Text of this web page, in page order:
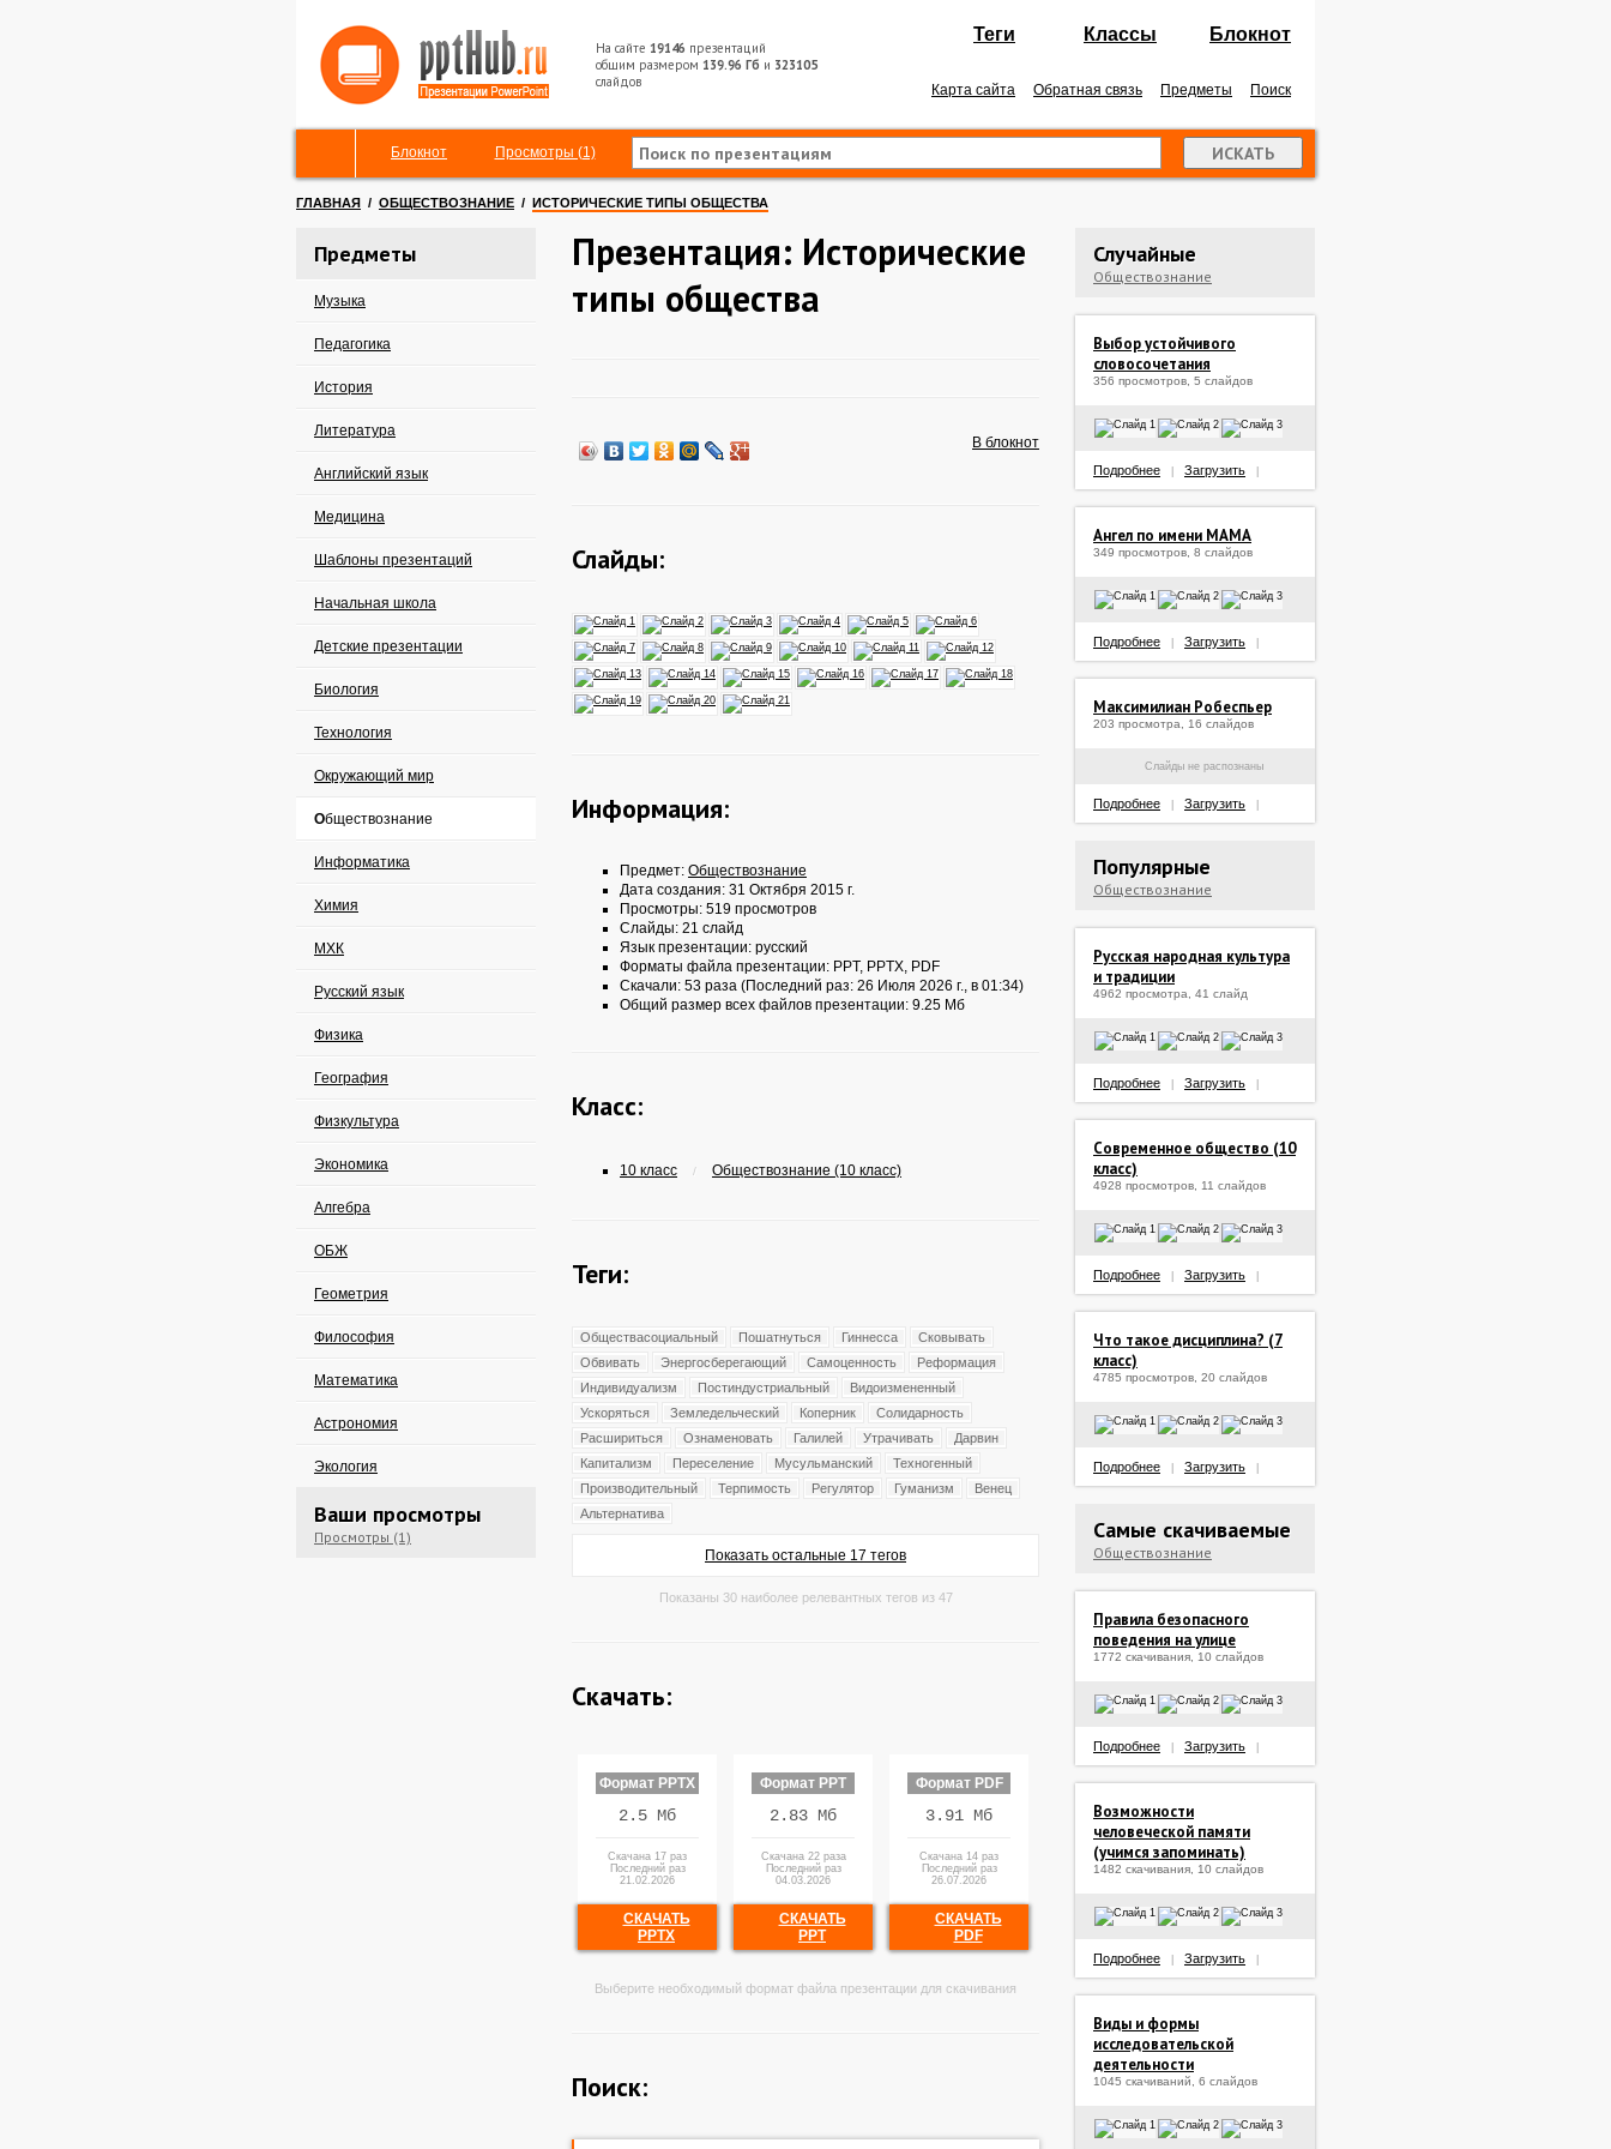
На сайте 19146 презентаций
общим размером 139.96 Гб и 323105
слайдов
Теги Классы Блокнот
Карта сайта Обратная связь Предметы Поиск
Блокнот Просмотры (1)
ГЛАВНАЯ / ОБЩЕСТВОЗНАНИЕ / ИСТОРИЧЕСКИЕ ТИПЫ ОБЩЕСТВА
Предметы
Музыка
Педагогика
История
Литература
Английский язык
Медицина
Шаблоны презентаций
Начальная школа
Детские презентации
Биология
Технология
Окружающий мир
Обществознание
Информатика
Химия
МХК
Русский язык
Физика
География
Физкультура
Экономика
Алгебра
ОБЖ
Геометрия
Философия
Математика
Астрономия
Экология
Ваши просмотры
Просмотры (1)
Презентация: Исторические
типы общества
В блокнот
Слайды:
Информация:
Предмет: Обществознание
Дата создания: 31 Октября 2015 г.
Просмотры: 519 просмотров
Слайды: 21 слайд
Язык презентации: русский
Форматы файла презентации: PPT, PPTX, PDF
Скачали: 53 раза (Последний раз: 26 Июля 2026 г., в 01:34)
Общий размер всех файлов презентации: 9.25 Мб
Класс:
10 класс / Обществознание (10 класс)
Теги:
Обществасоциальный Пошатнуться Гиннесса
Сковывать
Обвивать
Энергосберегающий Самоценность
Реформация
Индивидуализм
Постиндустриальный
Видоизмененный
Ускоряться
Земледельческий Коперник
Солидарность
Расшириться
Ознаменовать Галилей Утрачивать
Дарвин
Капитализм
Переселение Мусульманский
Техногенный
Производительный
Терпимость Регулятор Гуманизм
Венец
Альтернатива
Показать остальные 17 тегов
Показаны 30 наиболее релевантных тегов из 47
Скачать:
Формат PPTX
2.5 Мб
Скачана 17 раз
Последний раз
21.02.2026
СКАЧАТЬ
PPTX
Формат PPT
2.83 Мб
Скачана 22 раза
Последний раз
04.03.2026
СКАЧАТЬ
PPT
Формат PDF
3.91 Мб
Скачана 14 раз
Последний раз
26.07.2026
СКАЧАТЬ
PDF
Выберите необходимый формат файла презентации для скачивания
Поиск:
Случайные
Обществознание
Выбор устойчивого
словосочетания
356 просмотров, 5 слайдов
Подробнее Загрузить
Ангел по имени МАМА
349 просмотров, 8 слайдов
Подробнее Загрузить
Максимилиан Робеспьер
203 просмотра, 16 слайдов
Слайды не распознаны
Подробнее Загрузить
Популярные
Обществознание
Русская народная культура
и традиции
4962 просмотра, 41 слайд
Подробнее Загрузить
Современное общество (10
класс)
4928 просмотров, 11 слайдов
Подробнее Загрузить
Что такое дисциплина? (7
класс)
4785 просмотров, 20 слайдов
Подробнее Загрузить
Самые скачиваемые
Обществознание
Правила безопасного
поведения на улице
1772 скачивания, 10 слайдов
Подробнее Загрузить
Возможности
человеческой памяти
(учимся запоминать)
1482 скачивания, 10 слайдов
Подробнее Загрузить
Виды и формы
исследовательской
деятельности
1045 скачиваний, 6 слайдов